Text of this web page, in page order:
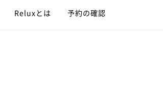
Reluxとは 予約の確認